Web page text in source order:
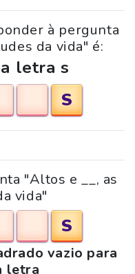
à pergunta
da vida" é:
letra s
S
"Altos e __, as
vida"
S
vazio para
letra